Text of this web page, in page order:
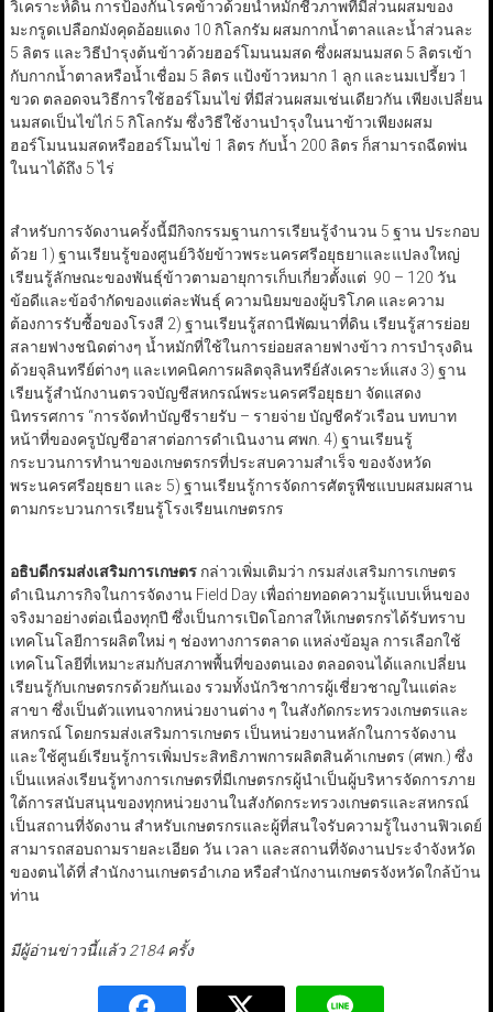
วิเคราะห์ดิน การป้องกันโรคข้าวด้วยน้ำหมักชีวภาพที่มีส่วนผสมของ
มะกรูดเปลือกมังคุดอ้อยแดง 10 กิโลกรัม ผสมกากน้ำตาลและน้ำส่วนละ
5 ลิตร และวิธีบำรุงต้นข้าวด้วยฮอร์โมนนมสด ซึ่งผสมนมสด 5 ลิตรเข้า
กับกากน้ำตาลหรือน้ำเชื่อม 5 ลิตร แป้งข้าวหมาก 1 ลูก และนมเปรี้ยว 1
ขวด ตลอดจนวิธีการใช้ฮอร์โมนไข่ ที่มีส่วนผสมเช่นเดียวกัน เพียงเปลี่ยน
นมสดเป็นไข่ไก่ 5 กิโลกรัม ซึ่งวิธีใช้งานบำรุงในนาข้าวเพียงผสม
ฮอร์โมนนมสดหรือฮอร์โมนไข่ 1 ลิตร กับน้ำ 200 ลิตร ก็สามารถฉีดพ่น
ในนาได้ถึง 5 ไร่
สำหรับการจัดงานครั้งนี้มีกิจกรรมฐานการเรียนรู้จำนวน 5 ฐาน ประกอบ
ด้วย 1) ฐานเรียนรู้ของศูนย์วิจัยข้าวพระนครศรีอยุธยาและแปลงใหญ่
เรียนรู้ลักษณะของพันธุ์ข้าวตามอายุการเก็บเกี่ยวตั้งแต่ 90 – 120 วัน
ข้อดีและข้อจำกัดของแต่ละพันธุ์ ความนิยมของผู้บริโภค และความ
ต้องการรับซื้อของโรงสี 2) ฐานเรียนรู้สถานีพัฒนาที่ดิน เรียนรู้สารย่อย
สลายฟางชนิดต่างๆ น้ำหมักที่ใช้ในการย่อยสลายฟางข้าว การบำรุงดิน
ด้วยจุลินทรีย์ต่างๆ และเทคนิคการผลิตจุลินทรีย์สังเคราะห์แสง 3) ฐาน
เรียนรู้สำนักงานตรวจบัญชีสหกรณ์พระนครศรีอยุธยา จัดแสดง
นิทรรศการ “การจัดทำบัญชีรายรับ – รายจ่าย บัญชีครัวเรือน บทบาท
หน้าที่ของครูบัญชีอาสาต่อการดำเนินงาน ศพก. 4) ฐานเรียนรู้
กระบวนการทำนาของเกษตรกรที่ประสบความสำเร็จ ของจังหวัด
พระนครศรีอยุธยา และ 5) ฐานเรียนรู้การจัดการศัตรูพืชแบบผสมผสาน
ตามกระบวนการเรียนรู้โรงเรียนเกษตรกร
อธิบดีกรมส่งเสริมการเกษตรกล่าวเพิ่มเติมว่า กรมส่งเสริมการเกษตร
ดำเนินภารกิจในการจัดงาน Field Day เพื่อถ่ายทอดความรู้แบบเห็นของ
จริงมาอย่างต่อเนื่องทุกปี ซึ่งเป็นการเปิดโอกาสให้เกษตรกรได้รับทราบ
เทคโนโลยีการผลิตใหม่ ๆ ช่องทางการตลาด แหล่งข้อมูล การเลือกใช้
เทคโนโลยีที่เหมาะสมกับสภาพพื้นที่ของตนเอง ตลอดจนได้แลกเปลี่ยน
เรียนรู้กับเกษตรกรด้วยกันเอง รวมทั้งนักวิชาการผู้เชี่ยวชาญในแต่ละ
สาขา ซึ่งเป็นตัวแทนจากหน่วยงานต่าง ๆ ในสังกัดกระทรวงเกษตรและ
สหกรณ์ โดยกรมส่งเสริมการเกษตร เป็นหน่วยงานหลักในการจัดงาน
และใช้ศูนย์เรียนรู้การเพิ่มประสิทธิภาพการผลิตสินค้าเกษตร (ศพก.) ซึ่ง
เป็นแหล่งเรียนรู้ทางการเกษตรที่มีเกษตรกรผู้นำเป็นผู้บริหารจัดการภาย
ใต้การสนับสนุนของทุกหน่วยงานในสังกัดกระทรวงเกษตรและสหกรณ์
เป็นสถานที่จัดงาน สำหรับเกษตรกรและผู้ที่สนใจรับความรู้ในงานฟิวเดย์
สามารถสอบถามรายละเอียด วัน เวลา และสถานที่จัดงานประจำจังหวัด
ของตนได้ที่ สำนักงานเกษตรอำเภอ หรือสำนักงานเกษตรจังหวัดใกล้บ้าน
ท่าน
มีผู้อ่านข่าวนี้แล้ว 2184 ครั้ง